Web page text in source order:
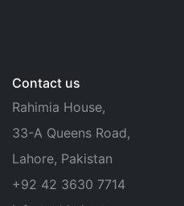
Contact us
Rahimia House,
33-A Queens Road,
Lahore, Pakistan
+92 42 3630 7714